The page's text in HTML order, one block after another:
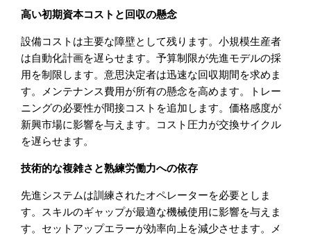
高い初期資本コストと回収の懸念
設備コストは主要な障壁として残ります。小規模生産者
は自動化計画を遅らせます。予算制限が先進モデルの採
用を制限します。意思決定者は迅速な回収期間を求めま
す。メンテナンス費用が所有の懸念を高めます。トレー
ニングの必要性が間接コストを追加します。価格感度が
新興市場に影響を与えます。コスト圧力が交換サイクル
を遅らせます。
技術的な複雑さと熟練労働力への依存
先進システムは訓練されたオペレーターを必要としま
す。スキルのギャップが最適な機械使用に影響を与えま
す。セットアップエラーが効率向上を減少させます。メ